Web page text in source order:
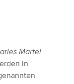
Martel
in